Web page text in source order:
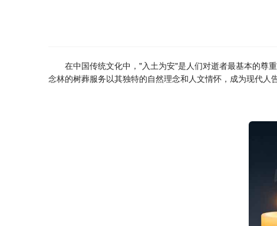
在中国传统文化中，"入土为安"是人们对逝者最基本的尊
念林的树葬服务以其独特的自然理念和人文情怀，成为现代人